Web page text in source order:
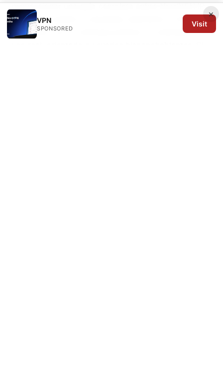
proporcionar una guía completa sobre NordVPN IP
dedicada cuando la necesitas realmente y cómo
obtenerla, con un enfoque práctico y orientado a el
×
VPN
SPONSORED
Visit